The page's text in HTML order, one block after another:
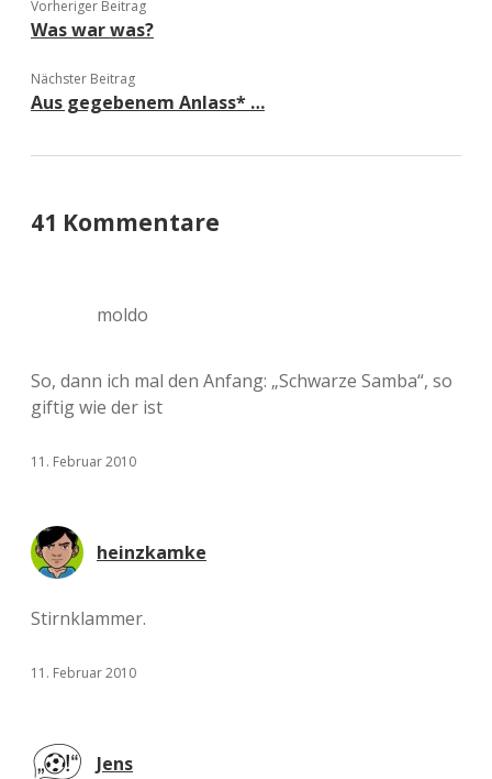
Vorheriger Beitrag
Was war was?
Nächster Beitrag
Aus gegebenem Anlass* …
41 Kommentare
moldo
So, dann ich mal den Anfang: „Schwarze Samba“, so
giftig wie der ist
11. Februar 2010
heinzkamke
Stirnklammer.
11. Februar 2010
Jens